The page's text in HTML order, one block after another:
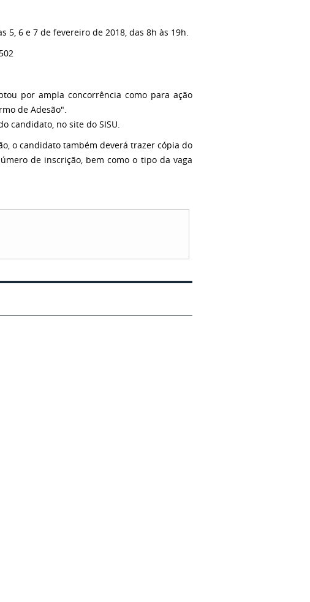
5, 6 e 7 de fevereiro de 2018, das 8h às 19h.
por ampla concorrência como para ação
de Adesão".
candidato, no site do SISU.
o candidato também deverá trazer cópia do
de inscrição, bem como o tipo da vaga